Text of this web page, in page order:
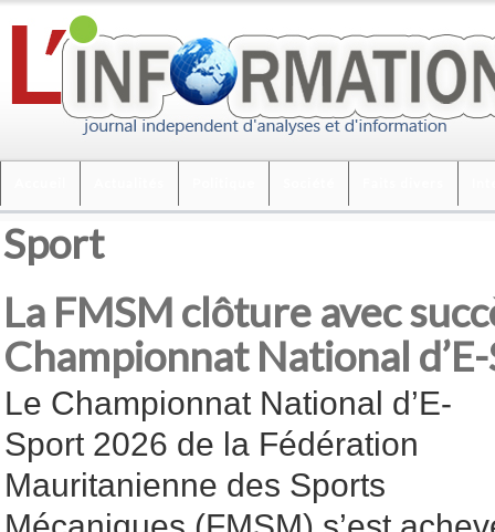
Sport
La FMSM clôture avec
Championnat National
Le Championnat National d’E-
Sport 2026 de la Fédération
Mauritanienne des Sports